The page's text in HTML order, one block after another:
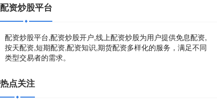
配资炒股平台
配资炒股平台,配资炒股开户,线上配资炒股为用户提供免息配资,
按天配资,短期配资,配资知识,期货配资多样化的服务，满足不同
类型交易者的需求。
热点关注